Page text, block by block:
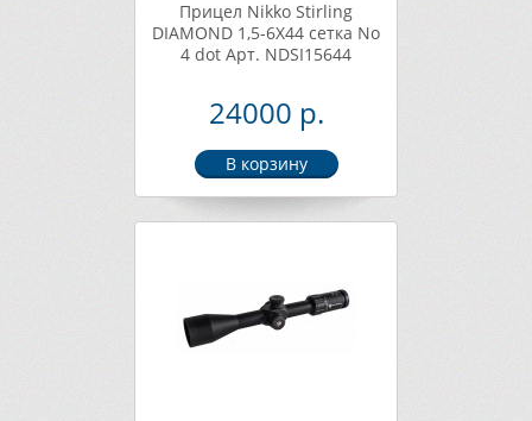
Прицел Nikko Stirling
DIAMOND 1,5-6X44 сетка No
4 dot Арт. NDSI15644
24000 р.